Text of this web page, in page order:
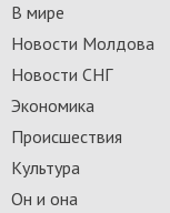
В мире
Новости Молдова
Новости СНГ
Экономика
Происшествия
Культура
Он и она